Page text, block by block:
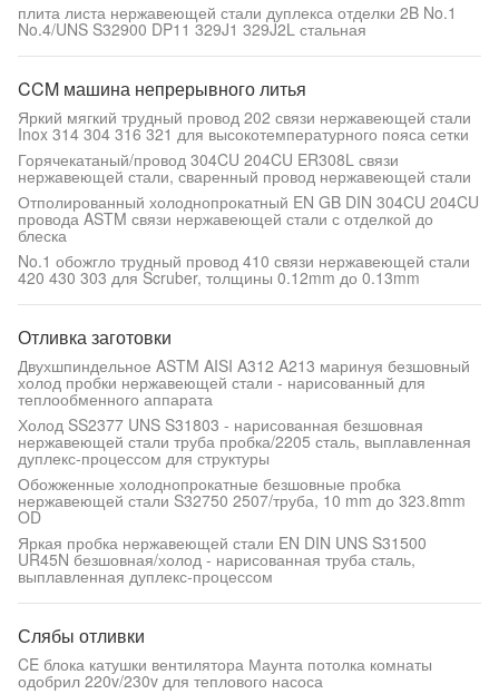
плита листа нержавеющей стали дуплекса отделки 2B No.1
No.4/UNS S32900 DP11 329J1 329J2L стальная
CCM машина непрерывного литья
Яркий мягкий трудный провод 202 связи нержавеющей стали
Inox 314 304 316 321 для высокотемпературного пояса сетки
Горячекатаный/провод 304CU 204CU ER308L связи
нержавеющей стали, сваренный провод нержавеющей стали
Отполированный холоднопрокатный EN GB DIN 304CU 204CU
провода ASTM связи нержавеющей стали с отделкой до
блеска
No.1 обожгло трудный провод 410 связи нержавеющей стали
420 430 303 для Scruber, толщины 0.12mm до 0.13mm
Отливка заготовки
Двухшпиндельное ASTM AISI A312 A213 маринуя безшовный
холод пробки нержавеющей стали - нарисованный для
теплообменного аппарата
Холод SS2377 UNS S31803 - нарисованная безшовная
нержавеющей стали труба пробка/2205 сталь, выплавленная
дуплекс-процессом для структуры
Обожженные холоднопрокатные безшовные пробка
нержавеющей стали S32750 2507/труба, 10 mm до 323.8mm
OD
Яркая пробка нержавеющей стали EN DIN UNS S31500
UR45N безшовная/холод - нарисованная труба сталь,
выплавленная дуплекс-процессом
Слябы отливки
CE блока катушки вентилятора Маунта потолка комнаты
одобрил 220v/230v для теплового насоса